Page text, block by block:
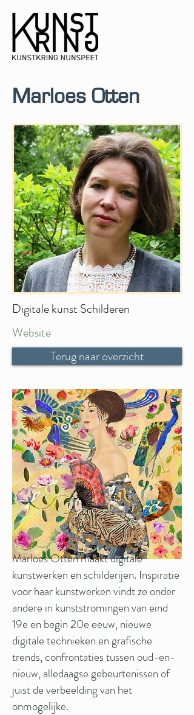
Marloes Otten
Digitale kunst Schilderen
Website
Terug naar overzicht
Marloes Otten maakt digitale
kunstwerken en schilderijen. Inspiratie
voor haar kunstwerken vindt ze onder
andere in kunststromingen van eind
19e en begin 20e eeuw, nieuwe
digitale technieken en grafische
trends, confrontaties tussen oud-en-
nieuw, alledaagse gebeurtenissen of
juist de verbeelding van het
onmogelijke.